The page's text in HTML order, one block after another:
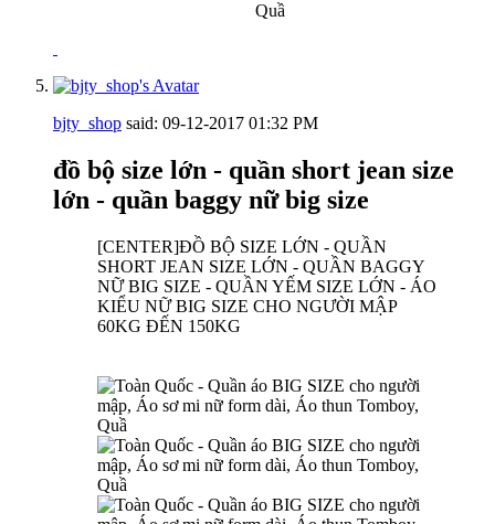
bjty_shop said: 09-12-2017 01:32 PM
đồ bộ size lớn - quần short jean size
lớn - quần baggy nữ big size
[CENTER]ĐỒ BỘ SIZE LỚN - QUẦN
SHORT JEAN SIZE LỚN - QUẦN BAGGY
NỮ BIG SIZE - QUẦN YẾM SIZE LỚN - ÁO
KIỂU NỮ BIG SIZE CHO NGƯỜI MẬP
60KG ĐẾN 150KG